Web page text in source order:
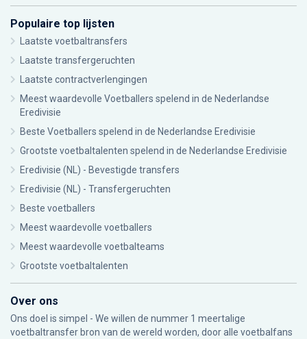
Populaire top lijsten
Laatste voetbaltransfers
Laatste transfergeruchten
Laatste contractverlengingen
Meest waardevolle Voetballers spelend in de Nederlandse
Eredivisie
Beste Voetballers spelend in de Nederlandse Eredivisie
Grootste voetbaltalenten spelend in de Nederlandse Eredivisie
Eredivisie (NL) - Bevestigde transfers
Eredivisie (NL) - Transfergeruchten
Beste voetballers
Meest waardevolle voetballers
Meest waardevolle voetbalteams
Grootste voetbaltalenten
Over ons
Ons doel is simpel - We willen de nummer 1 meertalige
voetbaltransfer bron van de wereld worden, door alle voetbalfans